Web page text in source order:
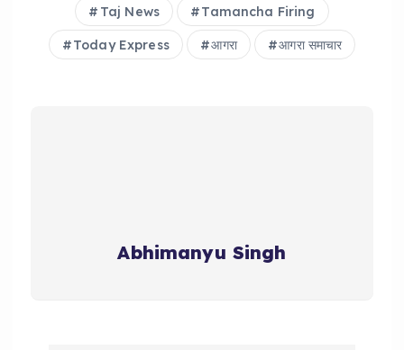
Taj News Tamancha Firing
Today Express आगरा आगरा समाचार
Abhimanyu Singh